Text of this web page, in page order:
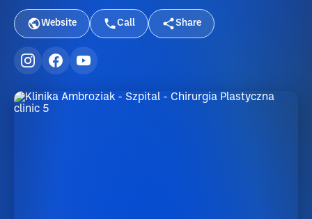
Website Call Share